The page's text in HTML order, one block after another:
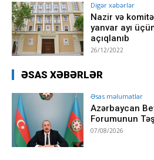
Digər xəbərlər
Nazir və
yanvar ayı
açıqlanıb
26/12/2022
ƏSAS XƏBƏRLƏR
Əsas məlumatlar
Azərbaycan
Forumunun
07/08/2026